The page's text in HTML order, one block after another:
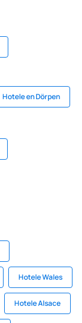
Hotele en Dörpen
Hotele Wales
Hotele Alsace